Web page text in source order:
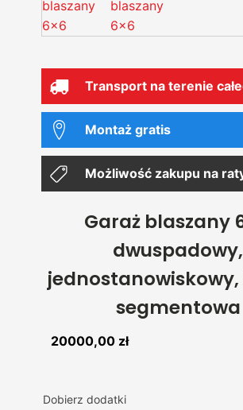
Transport na terenie
Montaż gratis
Możliwość zakupu na
Garaż blaszany
dwuspadowy,
segmentowa
20000,00 zł
Dobierz dodatki